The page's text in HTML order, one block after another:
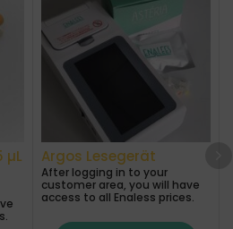
µL
Argos Lesegerät
After logging in to your
customer area, you will have
access to all Enaless prices.